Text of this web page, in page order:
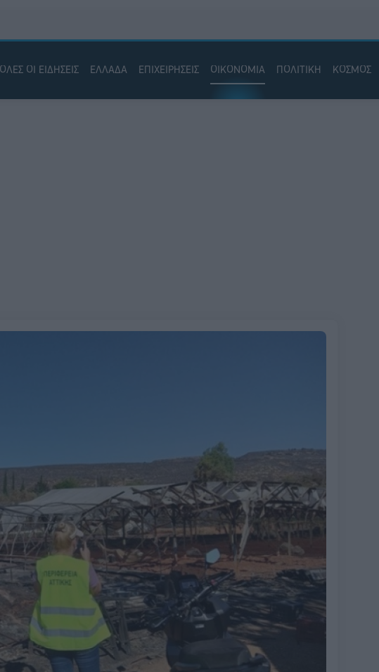
ΟΛΕΣ ΟΙ ΕΙΔΗΣΕΙΣ ΕΛΛΑΔΑ ΕΠΙΧΕΙΡΗΣΕΙΣ ΟΙΚΟΝΟΜΙΑ ΠΟΛΙΤΙΚΗ ΚΟΣΜΟΣ